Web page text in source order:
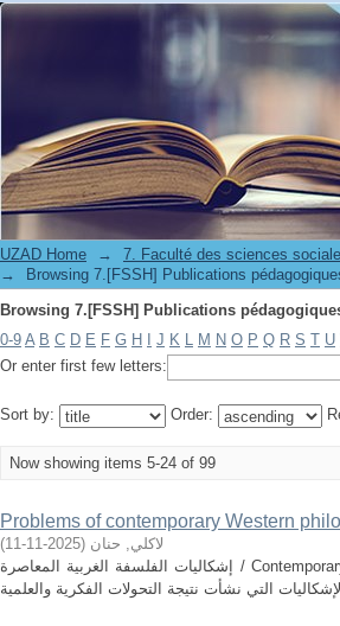
UZAD Home →
→
0-9 A B C D E F G H J K L M N O P Q R S T U
Or enter first few letters:
Sort by: Order:
Now showing items 5-24 of 99
Problems of contemporary Western
لاكلي, حنان (
2025-11-11
)
إشكاليات الفلسفة الغربية المعاصرة / Contemporary Western Philosophy Issues ملخص حول إشكاليات الفلسفة الغربية